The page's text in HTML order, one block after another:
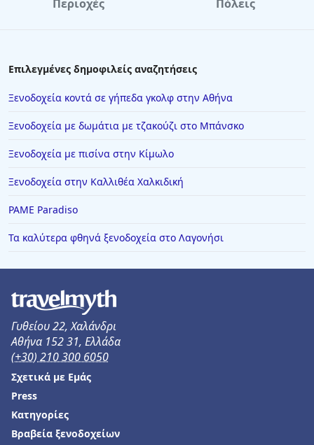
Ξενοδοχεία στα Κύθηρα
Ξενοδοχεία στη Δημητσάνα
Ξενοδοχεία στην Ιτέα
Ξενοδοχεία στο Άμστερνταμ
Ξενοδοχεία στη Λευκωσία
Ξενοδοχεία στη Γιάλοβα
Ξενοδοχεία στην Πράμαντα
Ξενοδοχεία στην Ηρακλείτσα
Ξενοδοχεία στη Σελιανίτικα
Ξενοδοχεία στο Καμάρι
Περιοχές Πόλεις
Επιλεγμένες δημοφιλείς αναζητήσεις
Ξενοδοχεία κοντά σε γήπεδα γκολφ στην Αθήνα
Ξενοδοχεία με δωμάτια με τζακούζι στο Μπάνσκο
Ξενοδοχεία με πισίνα στην Κίμωλο
Ξενοδοχεία στην Καλλιθέα Χαλκιδική
PAME Paradiso
Τα καλύτερα φθηνά ξενοδοχεία στο Λαγονήσι
Γυθείου 22, Χαλάνδρι
Αθήνα 152 31, Ελλάδα
(+30) 210 300 6050
Σχετικά με Εμάς
Press
Κατηγορίες
Βραβεία ξενοδοχείων